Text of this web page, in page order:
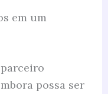
em um
possa ser